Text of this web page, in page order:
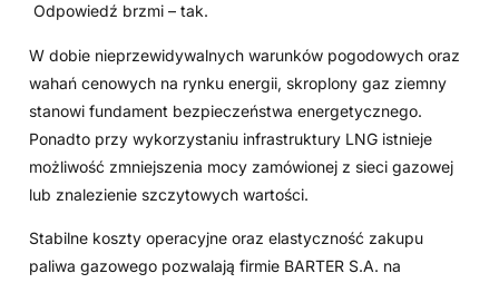
Odpowiedź brzmi – tak.
W dobie nieprzewidywalnych warunków pogodowych oraz
wahań cenowych na rynku energii, skroplony gaz ziemny
stanowi fundament bezpieczeństwa energetycznego.
Ponadto przy wykorzystaniu infrastruktury LNG istnieje
możliwość zmniejszenia mocy zamówionej z sieci gazowej
lub znalezienie szczytowych wartości.
Stabilne koszty operacyjne oraz elastyczność zakupu
paliwa gazowego pozwalają firmie BARTER S.A. na